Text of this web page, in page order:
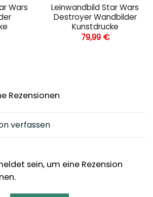
Wars
Leinwandbild Star Wars
Destroyer Wandbilder
Kunstdrucke
79,99 €
Rezensionen
verfassen
sein, um eine Rezension